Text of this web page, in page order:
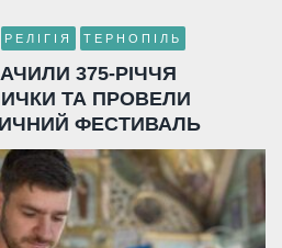
РЕЛІГІЯ ТЕРНОПІЛЬ
375-РІЧЧЯ
ТА ПРОВЕЛИ
ФЕСТИВАЛЬ